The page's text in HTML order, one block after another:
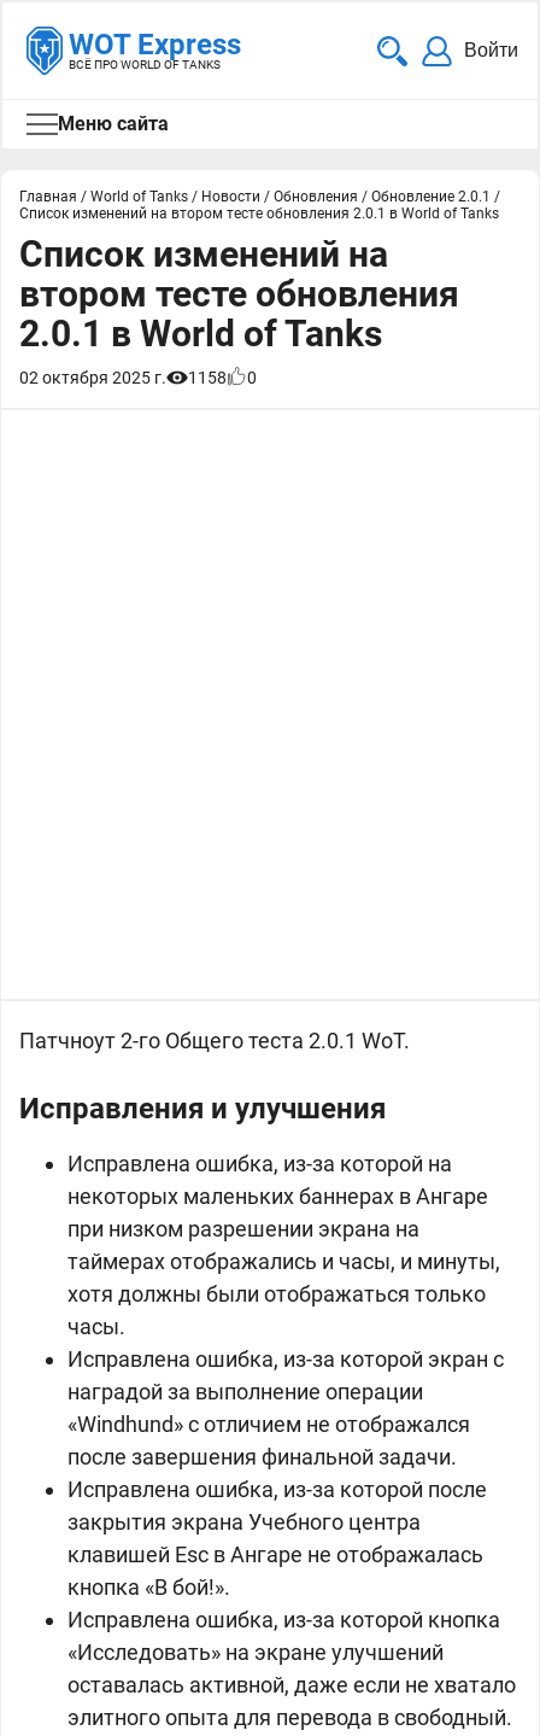
WOT Express
ВСЁ ПРО WORLD OF TANKS
Войти
Меню сайта
Главная / World of Tanks / Новости / Обновления / Обновление 2.0.1 /
Список изменений на втором тесте обновления 2.0.1 в World of Tanks
Список изменений на
втором тесте обновления
2.0.1 в World of Tanks
02 октября 2025 г. 1158 0
Патчноут 2-го Общего теста 2.0.1 WoT.
Исправления и улучшения
Исправлена ошибка, из-за которой на
некоторых маленьких баннерах в Ангаре
при низком разрешении экрана на
таймерах отображались и часы, и минуты,
хотя должны были отображаться только
часы.
Исправлена ошибка, из-за которой экран с
наградой за выполнение операции
«Windhund» с отличием не отображался
после завершения финальной задачи.
Исправлена ошибка, из-за которой после
закрытия экрана Учебного центра
клавишей Esc в Ангаре не отображалась
кнопка «В бой!».
Исправлена ошибка, из-за которой кнопка
«Исследовать» на экране улучшений
оставалась активной, даже если не хватало
элитного опыта для перевода в свободный.